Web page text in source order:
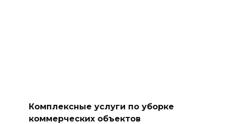
Комплексные услуги по уборке
коммерческих объектов